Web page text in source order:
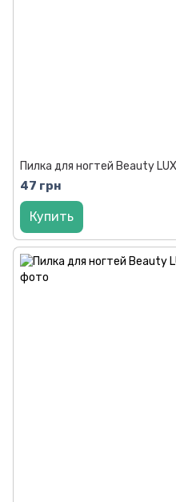
Пилка для ногтей Beauty
47 грн
Купить